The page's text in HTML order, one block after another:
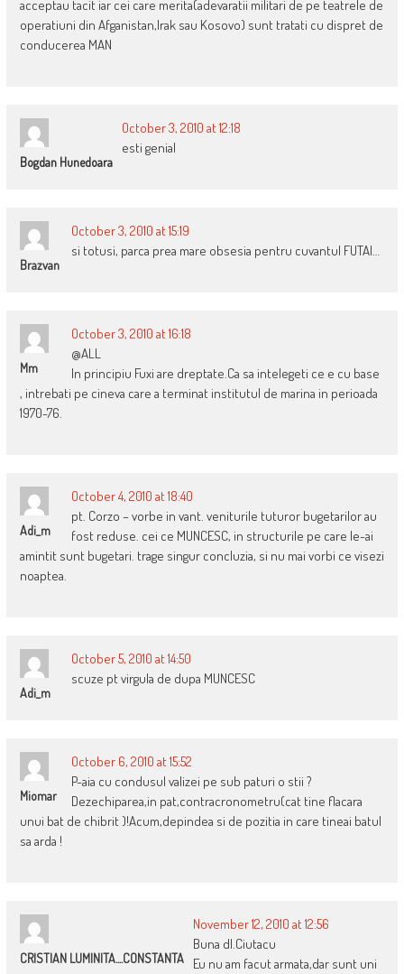
acceptau tacit iar cei care merita(adevaratii militari de pe teatrele de
operatiuni din Afganistan,Irak sau Kosovo) sunt tratati cu dispret de
conducerea MAN
Bogdan Hunedoara
October 3, 2010 at 12:18
esti genial
Brazvan
October 3, 2010 at 15:19
si totusi, parca prea mare obsesia pentru cuvantul FUTAI…
Mm
October 3, 2010 at 16:18
@ALL
In principiu Fuxi are dreptate.Ca sa intelegeti ce e cu base
, intrebati pe cineva care a terminat institutul de marina in perioada
1970-76.
Adi_m
October 4, 2010 at 18:40
pt. Corzo – vorbe in vant. veniturile tuturor bugetarilor au
fost reduse. cei ce MUNCESC, in structurile pe care le-ai
amintit sunt bugetari. trage singur concluzia, si nu mai vorbi ce visezi
noaptea.
Adi_m
October 5, 2010 at 14:50
scuze pt virgula de dupa MUNCESC
Miomar
October 6, 2010 at 15:52
P-aia cu condusul valizei pe sub paturi o stii ?
Dezechiparea,in pat,contracronometru(cat tine flacara
unui bat de chibrit )!Acum,depindea si de pozitia in care tineai batul
sa arda !
CRISTIAN LUMINITA....CONSTANTA
November 12, 2010 at 12:56
Buna dl.Ciutacu
Eu nu am facut armata,dar sunt uni